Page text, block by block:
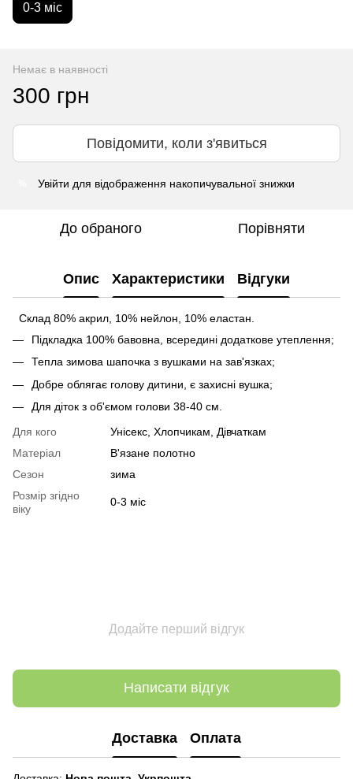
0-3 міс
Немає в наявності
300 грн
Повідомити, коли з'явиться
Увійти для відображення накопичувальної знижки
До обраного Порівняти
Опис Характеристики Відгуки
Склад 80% акрил, 10% нейлон, 10% еластан.
Підкладка 100% бавовна, всередині додаткове утеплення;
Тепла зимова шапочка з вушками на зав'язках;
Добре облягає голову дитини, є захисні вушка;
Для діток з об'ємом голови 38-40 см.
Для кого
Унісекс, Хлопчикам, Дівчаткам
Матеріал
В'язане полотно
Сезон
зима
Розмір згідно
віку
0-3 міс
Додайте перший відгук
Написати відгук
Доставка Оплата